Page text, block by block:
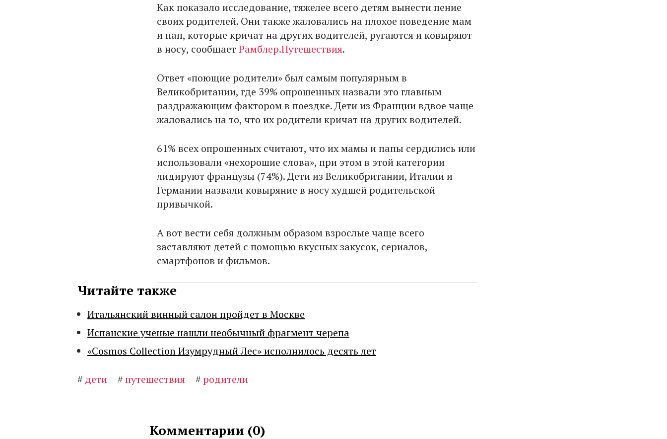
Как показало исследование, тяжелее всего детям вынести пение
своих родителей. Они также жаловались на плохое поведение мам
и пап, которые кричат на других водителей, ругаются и ковыряют
в носу, сообщает Рамблер.Путешествия.
Ответ «поющие родители» был самым популярным в
Великобритании, где 39% опрошенных назвали это главным
раздражающим фактором в поездке. Дети из Франции вдвое чаще
жаловались на то, что их родители кричат на других водителей.
61% всех опрошенных считают, что их мамы и папы сердились или
использовали «нехорошие слова», при этом в этой категории
лидируют французы (74%). Дети из Великобритании, Италии и
Германии назвали ковыряние в носу худшей родительской
привычкой.
А вот вести себя должным образом взрослые чаще всего
заставляют детей с помощью вкусных закусок, сериалов,
смартфонов и фильмов.
Читайте также
Итальянский винный салон пройдет в Москве
Испанские ученые нашли необычный фрагмент черепа
«Cosmos Collection Изумрудный Лес» исполнилось десять лет
# дети #путешествия #родители
Комментарии (0)